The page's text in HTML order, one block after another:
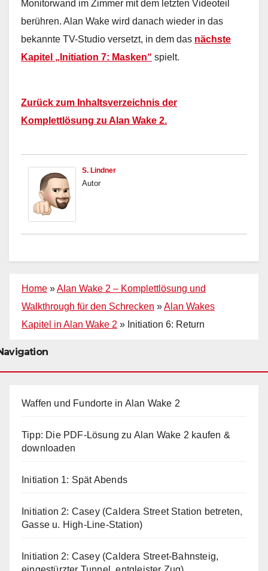
Monitorwand im Zimmer mit dem letzten Videoteil
berühren. Alan Wake wird danach wieder in das
bekannte TV-Studio versetzt, in dem das nächste
Kapitel „Initiation 7: Masken“ spielt.
Zurück zum Inhaltsverzeichnis der
Komplettlösung zu Alan Wake 2.
S. Lindner
Autor
Home »Alan Wake 2 – Komplettlösung und
Walkthrough für den Schrecken »Alan Wakes
Kapitel in Alan Wake 2 » Initiation 6: Return
Waffen und Fundorte in Alan Wake 2
Tipp: Die PDF-Lösung zu Alan Wake 2 kaufen &
downloaden
Initiation 1: Spät Abends
Initiation 2: Casey (Caldera Street Station betreten,
Gasse u. High-Line-Station)
Initiation 2: Casey (Caldera Street-Bahnsteig,